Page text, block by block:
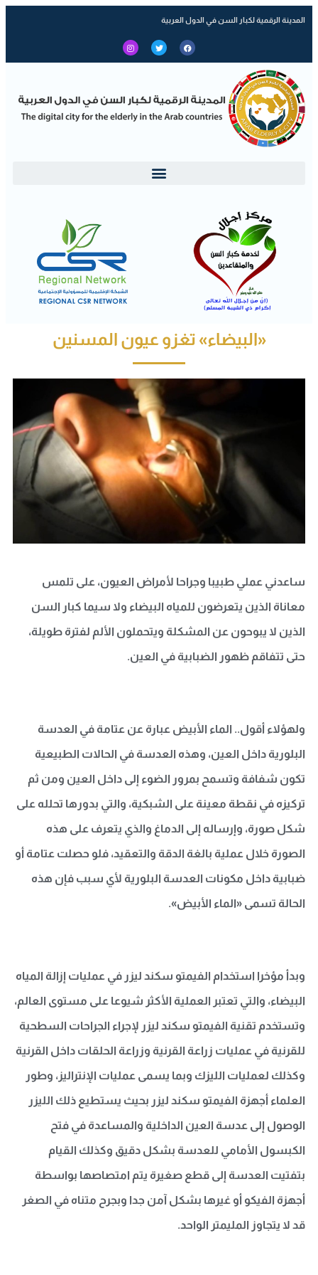
المدينة الرقمية لكبار السن في الدول العربية
«البيضاء» تغزو عيون المسنين
ساعدني عملي طبيبا وجراحا لأمراض العيون، على تلمس
معاناة الذين يتعرضون للمياه البيضاء ولا سيما كبار السن
الذين لا يبوحون عن المشكلة ويتحملون الألم لفترة طويلة،
حتى تتفاقم ظهور الضبابية في العين.
ولهؤلاء أقول.. الماء الأبيض عبارة عن عتامة في العدسة
البلورية داخل العين، وهذه العدسة في الحالات الطبيعية
تكون شفافة وتسمح بمرور الضوء إلى داخل العين ومن ثم
تركيزه في نقطة معينة على الشبكية، والتي بدورها تحلله على
شكل صورة، وإرساله إلى الدماغ والذي يتعرف على هذه
الصورة خلال عملية بالغة الدقة والتعقيد، فلو حصلت عتامة أو
ضبابية داخل مكونات العدسة البلورية لأي سبب فإن هذه
الحالة تسمى «الماء الأبيض».
وبدأ مؤخرا استخدام الفيمتو سكند ليزر في عمليات إزالة المياه
البيضاء، والتي تعتبر العملية الأكثر شيوعا على مستوى العالم،
وتستخدم تقنية الفيمتو سكند ليزر لإجراء الجراحات السطحية
للقرنية في عمليات زراعة القرنية وزراعة الحلقات داخل القرنية
وكذلك لعمليات الليزك وبما يسمى عمليات الإنتراليز، وطور
العلماء أجهزة الفيمتو سكند ليزر بحيث يستطيع ذلك الليزر
الوصول إلى عدسة العين الداخلية والمساعدة في فتح
الكبسول الأمامي للعدسة بشكل دقيق وكذلك القيام
بتفتيت العدسة إلى قطع صغيرة يتم امتصاصها بواسطة
أجهزة الفيكو أو غيرها بشكل آمن جدا وبجرح متناه في الصغر
قد لا يتجاوز المليمتر الواحد.